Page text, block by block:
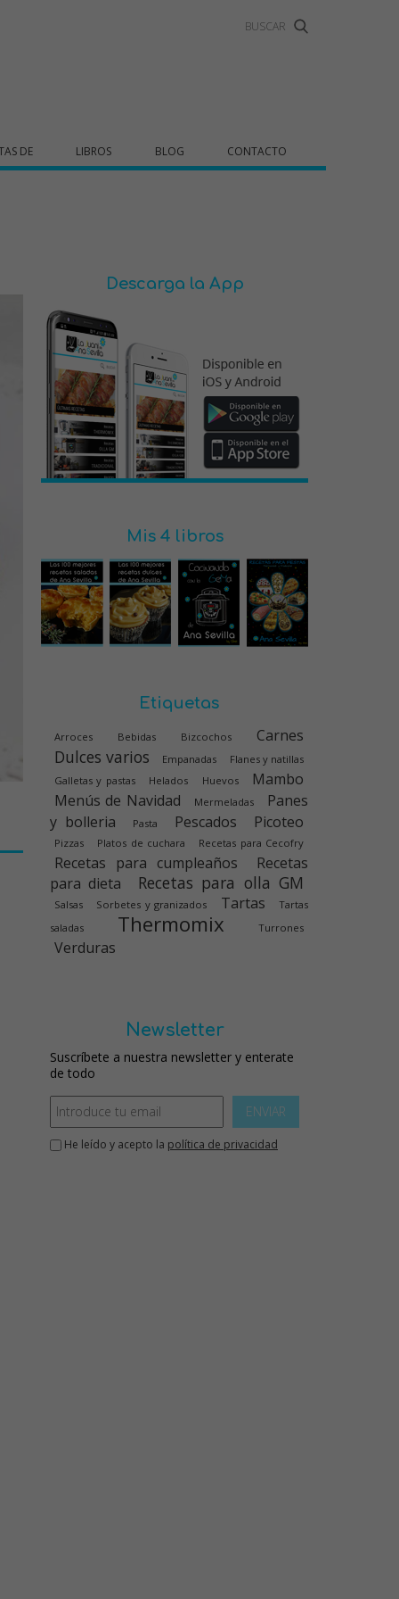
DE LIBROS BLOG CONTACTO
Descarga la App
Mis 4 libros
Etiquetas
Arroces Bebidas Bizcochos Carnes
Dulces varios Empanadas
Flanes y natillas
Galletas y pastas
Helados Huevos
Mambo
Menús de Navidad
Mermeladas
Panes
y bolleria
Pasta Pescados Picoteo
Pizzas Platos de cuchara Recetas para Cecofry
Recetas para cumpleaños
Recetas
para dieta
Recetas para olla GM
Salsas Sorbetes y granizados Tartas
Tartas
saladas
Thermomix Turrones
Verduras
Newsletter
Suscríbete a nuestra newsletter y enterate
de todo
ENVIAR
He leído y acepto la política de privacidad